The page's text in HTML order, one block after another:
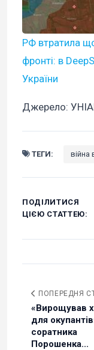
РФ втратила
фронті: в
України
Джерело:
ТЕГИ: війна
ПОДІЛИТИСЯ
ЦІЄЮ СТАТТЕЮ:
ПОПЕРЕДНЯ
«Вирощував
для
соратника
Порошенка...